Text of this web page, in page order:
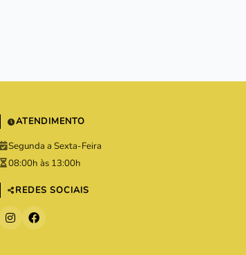
ATENDIMENTO
Segunda a Sexta-Feira
08:00h às 13:00h
REDES SOCIAIS